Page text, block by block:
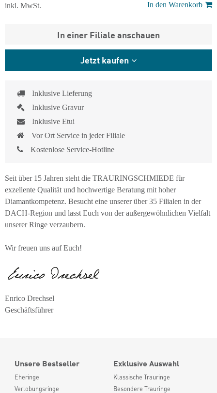
inkl. MwSt.
In den Warenkorb
In einer Filiale anschauen
Jetzt kaufen
Inklusive Lieferung
Inklusive Gravur
Inklusive Etui
Vor Ort Service in jeder Filiale
Kostenlose Service-Hotline
Seit über 15 Jahren steht die TRAURINGSCHMIEDE für
exzellente Qualität und hochwertige Beratung mit hoher
Diamantkompetenz. Besucht eine unserer über 35 Filialen in der
DACH-Region und lasst Euch von der außergewöhnlichen Vielfalt
unserer Ringe verzaubern.
Wir freuen uns auf Euch!
Enrico Drechsel
Geschäftsführer
Unsere Bestseller
Eheringe
Verlobungsringe
Exklusive Auswahl
Klassische Trauringe
Besondere Trauringe